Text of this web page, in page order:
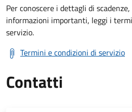
Per conoscere i dettagli di
informazioni importanti, leggi i
servizio.
Termini e condizioni di servizio
Contatti